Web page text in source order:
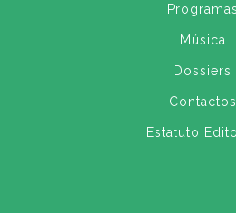
Programas
Música
Dossiers
Contactos
Estatuto